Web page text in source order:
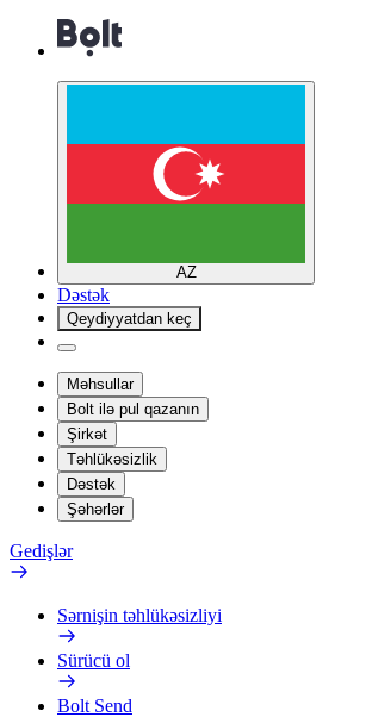
AZ
Dəstək
Qeydiyyatdan keç
Məhsullar
Bolt ilə pul qazanın
Şirkət
Təhlükəsizlik
Dəstək
Şəhərlər
Gedişlər
Sərnişin təhlükəsizliyi
Sürücü ol
Bolt Send